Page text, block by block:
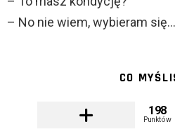
– No nie wiem, wybieram się…
CO
198
Punktów